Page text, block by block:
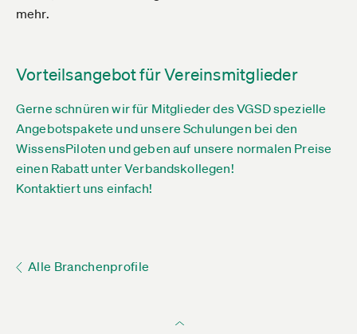
mehr.
Vorteilsangebot für Vereinsmitglieder
Gerne schnüren wir für Mitglieder des VGSD spezielle
Angebotspakete und unsere Schulungen bei den
WissensPiloten und geben auf unsere normalen Preise
einen Rabatt unter Verbandskollegen!
Kontaktiert uns einfach!
Alle Branchenprofile